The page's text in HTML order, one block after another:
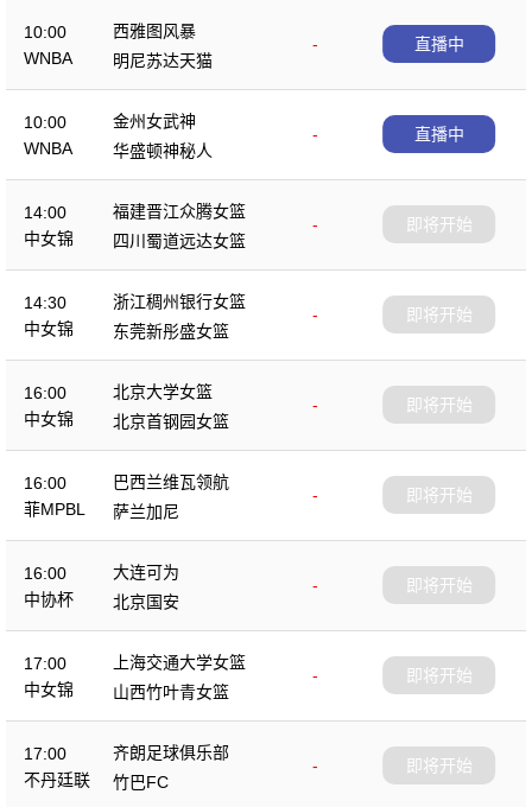
10:00
WNBA
西雅图风暴
-
明尼苏达天猫
直播中
10:00
WNBA
金州女武神
-
华盛顿神秘人
直播中
14:00
中女锦
福建晋江众腾女篮
-
四川蜀道远达女篮
即将开始
14:30
中女锦
浙江稠州银行女篮
-
东莞新彤盛女篮
即将开始
16:00
中女锦
北京大学女篮
-
北京首钢园女篮
即将开始
16:00
菲MPBL
巴西兰维瓦领航
-
萨兰加尼
即将开始
16:00
中协杯
大连可为
-
北京国安
即将开始
17:00
中女锦
上海交通大学女篮
-
山西竹叶青女篮
即将开始
17:00
不丹廷联
齐朗足球俱乐部
-
竹巴FC
即将开始